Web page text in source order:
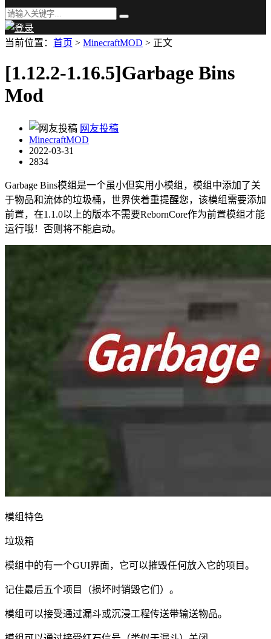
当前位置： 首页 > MinecraftMOD > 正文
[1.12.2-1.16.5]Garbage Bins
Mod
网友投稿
MinecraftMOD
2022-03-31
2834
Garbage Bins模组是一个虽小但实用小模组，模组中添加了关
于物品和流体的垃圾桶，世界侠着重提醒您，该模组需要添加
前置，在1.1.0以上的版本不需要RebornCore作为前置模组才能
运行哦！否则将不能启动。
模组特色
垃圾箱
模组中的有一个GUI界面，它可以摧毁任何放入它的项目。
记住最后五个项目（损坏时销毁它们）。
模组可以接受通过漏斗或沉浸工程传送带输送物品。